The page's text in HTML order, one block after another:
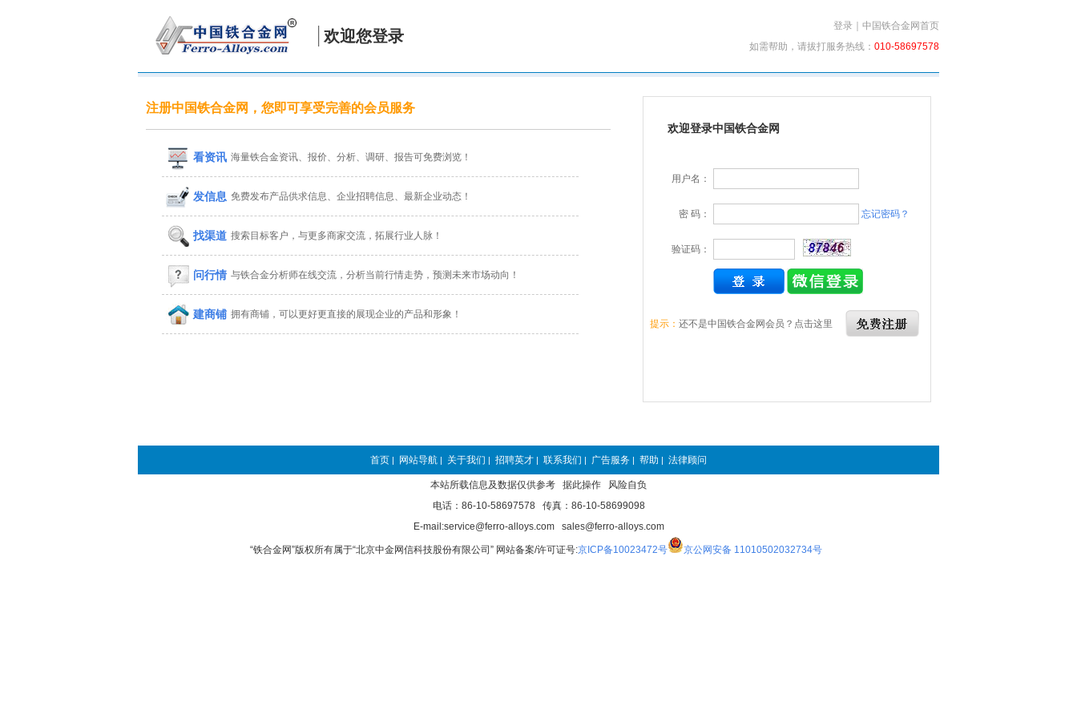
欢迎您登录
登录
中国铁合金网首页
如需帮助，请拔打服务热线： 010-58697578
注册中国铁合金网，您即可享受完善的会员服务
看资讯 海量铁合金资讯、报价、分析、调研、报告可免费浏览！
发信息 免费发布产品供求信息、企业招聘信息、最新企业动态！
找渠道 搜索目标客户，与更多商家交流，拓展行业人脉！
问行情 与铁合金分析师在线交流，分析当前行情走势，预测未来市场动向！
建商铺 拥有商铺，可以更好更直接的展现企业的产品和形象！
欢迎登录中国铁合金网
用户名：
密 码： 忘记密码？
验证码：
提示： 还不是中国铁合金网会员？点击这里
首页 | 网站导航 | 关于我们 | 招聘英才 | 联系我们 | 广告服务 | 帮助 | 法律顾问
本站所载信息及数据仅供参考 据此操作 风险自负
电话：86-10-58697578 传真：86-10-58699098
E-mail:service@ferro-alloys.com sales@ferro-alloys.com
“铁合金网”版权所有属于“北京中金网信科技股份有限公司” 网站备案/许可证号:京ICP备10023472号 京公网安备 11010502032734号